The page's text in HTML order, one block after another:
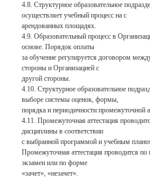
4.8. Структурное образовательное
осуществляет учебный процесс на с
арендованных площадях.
4.9. Образовательный процесс в
основе. Порядок оплаты
за обучение регулируется договором
стороны и Организацией с
другой стороны.
4.10. Структурное образовательное
выборе системы оценок, формы,
порядка и периодичности промежуточной
4.11. Промежуточная аттестация
дисциплины в соответствии
с выбранной программой и учебным
Промежуточная аттестация проводится по
экзамен или по форме
«зачет», «незачет».